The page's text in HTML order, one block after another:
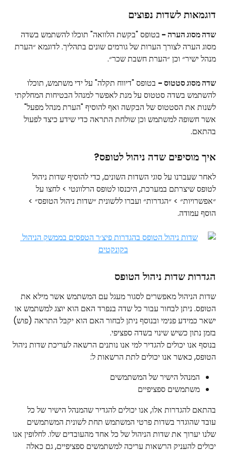
דוגמאות לשדות נפוצים
שדה מסוג הערה - בטופס "בקשת הלוואה" תוכלו להשתמש בשדה
מסוג הערה לצורך הערות של גורמים שונים בתהליך. לדוגמא ״הערת
מנהל ישיר״ וכן ״הערת חשבת שכר״.
שדה מסוג סטטוס - בטופס "דיווח תקלה" על ידי משתמש, תוכלו
להשתמש בשדה סטטוס על מנת לאפשר למנהל הבטיחות המחלקתי
לשנות את הסטטוס של הבקשה ואף להוסיף "הערת מנהל מפעל"
אשר חשופה למשתמש וכן שולחת התראה כדי שידע כיצד לפעול
בהתאם.
איך מוסיפים שדה ניהול לטופס?
לאחר שעברנו על סוגי השדות השונים, כדי להוסיף שדות ניהול
לטופס שיצרתם במערכת, היכנסו לטופס הרלוונטי > לחצו על
״אפשרויות״ > ״הגדרות״ ועברו ללשונית ״שדות ניהול הטופס״ >
הוסף עמודה.
הגדרות שדות ניהול הטופס
שדות הניהול מאפשרים לסגור מעגל עם המשתמש אשר מילא את
הטופס. ניתן לבחור עבור כל שדה בנפרד האם הוא יוצג למשתמש או
ישאר כמידע פנימי ובנוסף ניתן לבחור האם הוא יקבל התראה (פוש)
בזמן נתון כשיש שינוי בשדה ספציפי.
בנוסף אנו יכולים להגדיר למי אנו נותנים הרשאה לעריכת שדות ניהול
הטופס, כאשר אנו יכולים לתת הרשאות ל:
המנהל הישיר של המשתמשים
משתמשים ספציפיים
בהתאם להגדרות אלו, אנו יכולים להגדיר שהמנהל הישיר של כל
עובד שהוגדר בשדות פרטי המשתמש תחת לשונית המשתמשים
שלנו יערוך את שדות הניהול של כל אחד מהעובדים שלו. לחלופין אנו
יכולים להעניק הרשאות עריכה למשתמשים ספציפיים, גם כאלה